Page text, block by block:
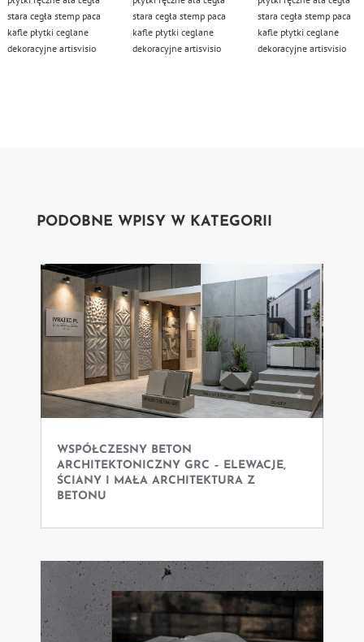
stara cegła stemp paca
kafle płytki ceglane
dekoracyjne artisvisio
stara cegła stemp paca
kafle płytki ceglane
dekoracyjne artisvisio
stara cegła stemp paca
kafle płytki ceglane
dekoracyjne artisvisio
PODOBNE WPISY W KATEGORII
WSPÓŁCZESNY BETON
ARCHITEKTONICZNY GRC – ELEWACJE,
ŚCIANY I MAŁA ARCHITEKTURA Z
BETONU